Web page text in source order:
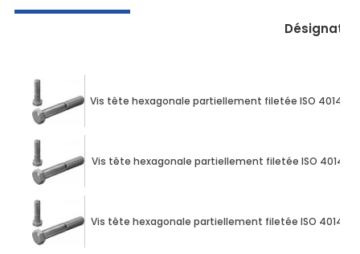
Vis tête hexagonale partiellement filetée ISO 4014 M10
Vis tête hexagonale partiellement filetée ISO 4014 M10
Vis tête hexagonale partiellement filetée ISO 4014 M10